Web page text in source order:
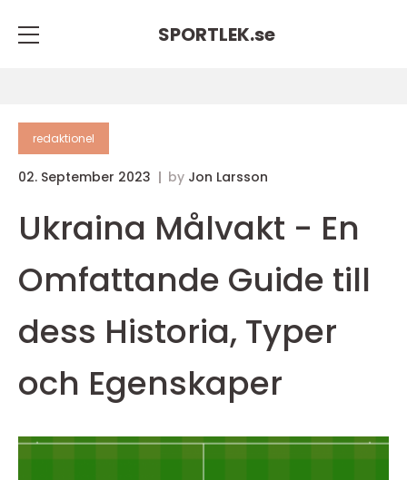
SPORTLEK.se
redaktionel
02. September 2023 by Jon Larsson
Ukraina Målvakt - En
Omfattande Guide till
dess Historia, Typer
och Egenskaper